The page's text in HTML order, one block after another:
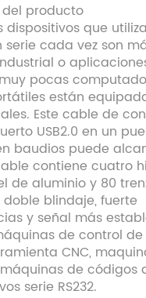
del producto
dispositivos que
cada vez son
o
pocas
están
Este cable de
USB2.0 en un
baudios puede
contiene cuatro
de aluminio y 80
blindaje, fuerte
y señal más
de control de
CNC,
de códigos
serie RS232.